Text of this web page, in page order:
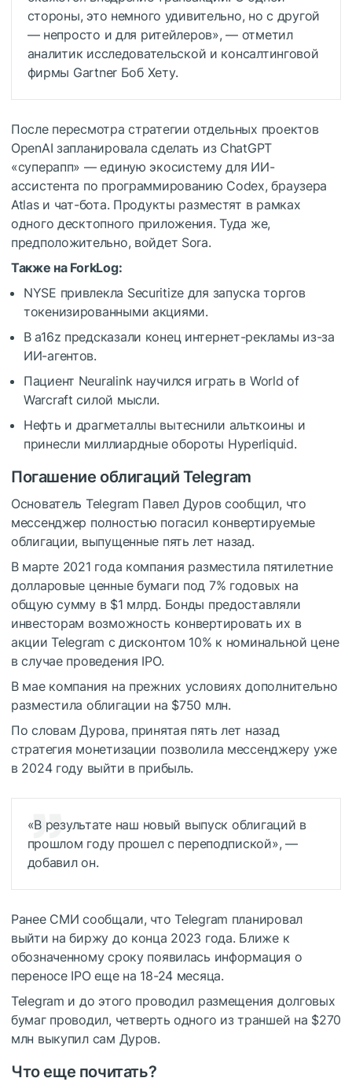
стороны, это немного удивительно, но с другой
— непросто и для ритейлеров», — отметил
аналитик исследовательской и консалтинговой
фирмы Gartner Боб Хету.
После пересмотра стратегии отдельных проектов
OpenAI запланировала сделать из ChatGPT
«суперапп» — единую экосистему для ИИ-
ассистента по программированию Codex, браузера
Atlas и чат-бота. Продукты разместят в рамках
одного десктопного приложения. Туда же,
предположительно, войдет Sora.
Также на ForkLog:
NYSE привлекла Securitize для запуска торгов
токенизированными акциями.
В a16z предсказали конец интернет-рекламы из-за
ИИ-агентов.
Пациент Neuralink научился играть в World of
Warcraft силой мысли.
Нефть и драгметаллы вытеснили альткоины и
принесли миллиардные обороты Hyperliquid.
Погашение облигаций Telegram
Основатель Telegram Павел Дуров сообщил, что
мессенджер полностью погасил конвертируемые
облигации, выпущенные пять лет назад.
В марте 2021 года компания разместила пятилетние
долларовые ценные бумаги под 7% годовых на
общую сумму в $1 млрд. Бонды предоставляли
инвесторам возможность конвертировать их в
акции Telegram с дисконтом 10% к номинальной цене
в случае проведения IPO.
В мае компания на прежних условиях дополнительно
разместила облигации на $750 млн.
По словам Дурова, принятая пять лет назад
стратегия монетизации позволила мессенджеру уже
в 2024 году выйти в прибыль.
«В результате наш новый выпуск облигаций в
прошлом году прошел с переподпиской», —
добавил он.
Ранее СМИ сообщали, что Telegram планировал
выйти на биржу до конца 2023 года. Ближе к
обозначенному сроку появилась информация о
переносе IPO еще на 18-24 месяца.
Telegram и до этого проводил размещения долговых
бумаг проводил, четверть одного из траншей на $270
млн выкупил сам Дуров.
Что еще почитать?